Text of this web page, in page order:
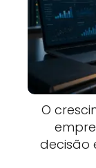
O
decisão